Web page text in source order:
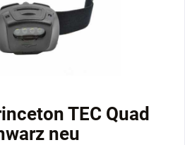
TEC Quad
neu